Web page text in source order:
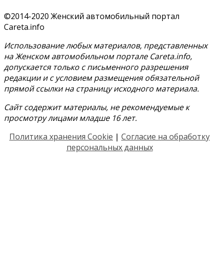
©2014-2020 Женский автомобильный портал
Careta.info
Использование любых материалов, представленных
на Женском автомобильном портале Careta.info,
допускается только с письменного разрешения
редакции и с условием размещения обязательной
прямой ссылки на страницу исходного материала.
Сайт содержит материалы, не рекомендуемые к
просмотру лицами младше 16 лет.
Политика хранения Cookie | Согласие на обработку
персональных данных